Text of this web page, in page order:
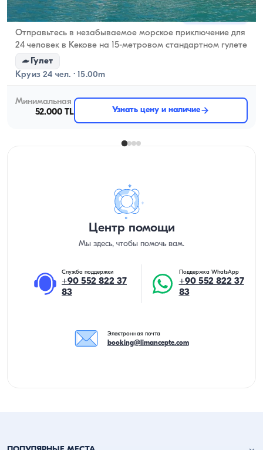
Кекова, Antalya Новая лодка
Отправьтесь в незабываемое морское приключение для
24 человек в Кекове на 15-метровом стандартном гулете
Гулет
Круиз 24 чел. · 15.00m
Минимальная
52.000 TL
Узнать цену и наличие
Центр помощи
Мы здесь, чтобы помочь вам.
Служба поддержки
+90 552 822 37
83
Поддержка WhatsApp
+90 552 822 37
83
Электронная почта
booking@limancepte.com